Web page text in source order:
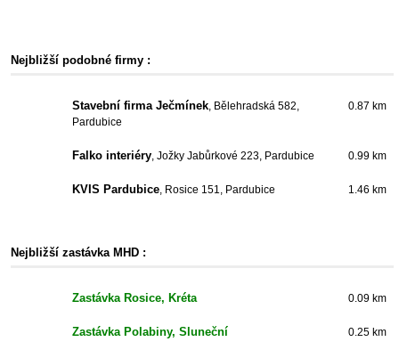
Nejbližší podobné firmy :
Stavební firma Ječmínek, Bělehradská 582,
Pardubice
0.87 km
Falko interiéry, Jožky Jabůrkové 223, Pardubice 0.99 km
KVIS Pardubice, Rosice 151, Pardubice 1.46 km
Nejbližší zastávka MHD :
Zastávka Rosice, Kréta 0.09 km
Zastávka Polabiny, Sluneční 0.25 km